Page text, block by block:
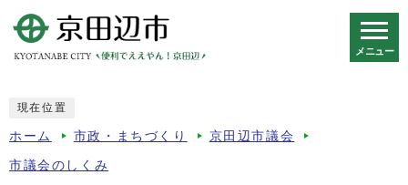
メニュー
現在位置
ホーム 市政・まちづくり 京田辺市議会
市議会のしくみ